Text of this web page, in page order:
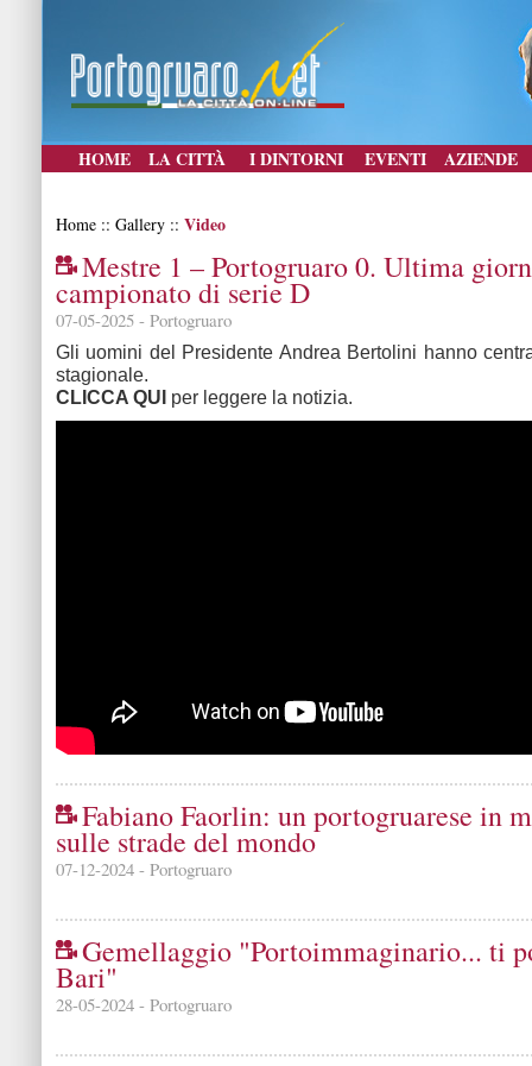
HOME LA CITTÀ I DINTORNI EVENTI AZIENDE
Home :: Gallery :: Video
Mestre 1 – Portogruaro 0. Ultima
campionato di serie D
07-05-2025 - Portogruaro
Gli uomini del Presidente Andrea Bertolini hanno
stagionale.
CLICCA QUI per leggere la notizia.
Fabiano Faorlin: un portogruarese in
sulle strade del mondo
07-12-2024 - Portogruaro
Gemellaggio "Portoimmaginario... ti
Bari"
28-05-2024 - Portogruaro